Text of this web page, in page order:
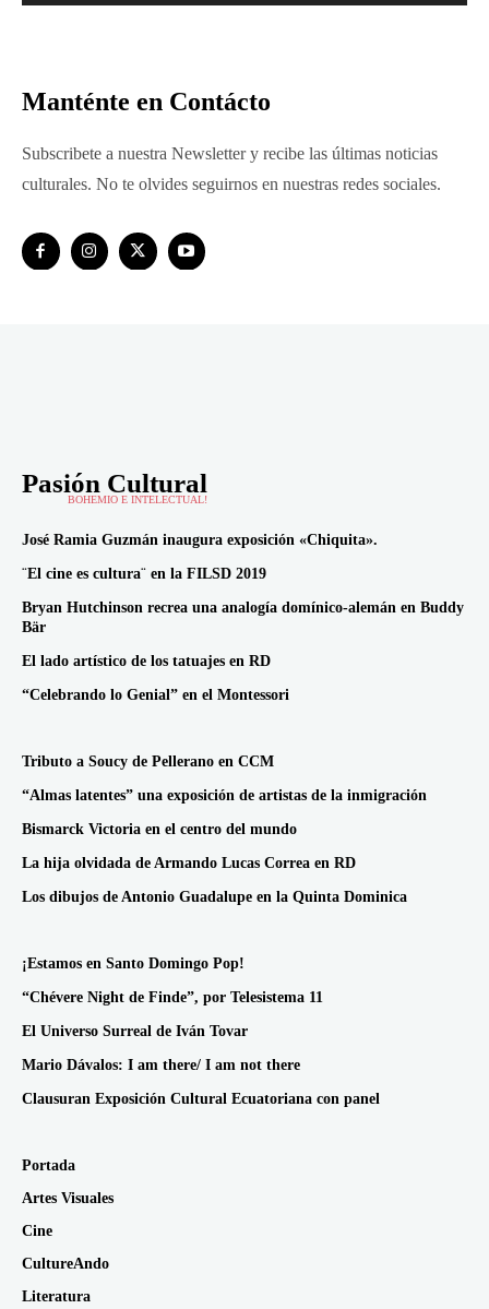
Manténte en Contácto
Subscribete a nuestra Newsletter y recibe las últimas noticias
culturales. No te olvides seguirnos en nuestras redes sociales.
Pasión Cultural
BOHEMIO E INTELECTUAL!
José Ramia Guzmán inaugura exposición «Chiquita».
¨El cine es cultura¨ en la FILSD 2019
Bryan Hutchinson recrea una analogía domínico-alemán en Buddy
Bär
El lado artístico de los tatuajes en RD
“Celebrando lo Genial” en el Montessori
Tributo a Soucy de Pellerano en CCM
“Almas latentes” una exposición de artistas de la inmigración
Bismarck Victoria en el centro del mundo
La hija olvidada de Armando Lucas Correa en RD
Los dibujos de Antonio Guadalupe en la Quinta Dominica
¡Estamos en Santo Domingo Pop!
“Chévere Night de Finde”, por Telesistema 11
El Universo Surreal de Iván Tovar
Mario Dávalos: I am there/ I am not there
Clausuran Exposición Cultural Ecuatoriana con panel
Portada
Artes Visuales
Cine
CultureAndo
Literatura